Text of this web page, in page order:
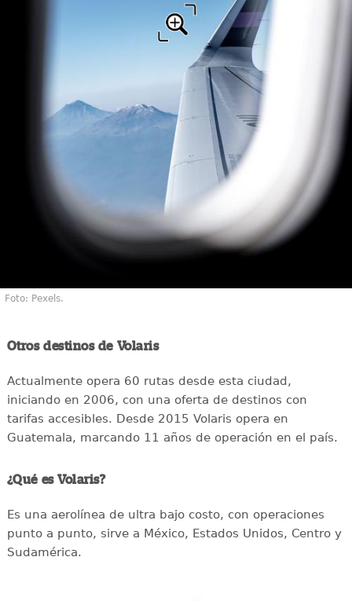
Foto: Pexels.
Otros destinos de Volaris
Actualmente opera 60 rutas desde esta ciudad,
iniciando en 2006, con una oferta de destinos con
tarifas accesibles. Desde 2015 Volaris opera en
Guatemala, marcando 11 años de operación en el país.
¿Qué es Volaris?
Es una aerolínea de ultra bajo costo, con operaciones
punto a punto, sirve a México, Estados Unidos, Centro y
Sudamérica.